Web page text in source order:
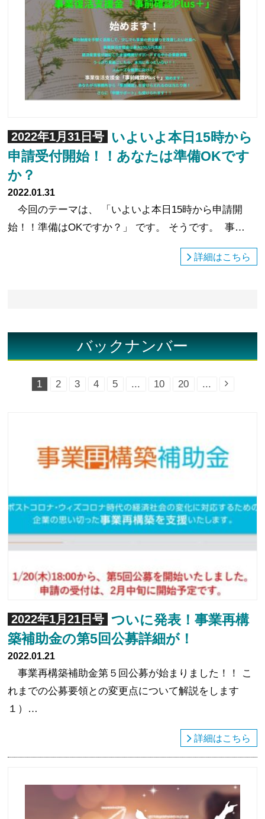
2022年1月31日号
いよいよ本日15時から
申請受付開始！！あなたは準備OKです
か？
2022.01.31
今回のテーマは、 「いよいよ本日15時から申請開
始！！準備はOKですか？」 です。 そうです。 事…
詳細はこちら
バックナンバー
1 2 3 4 5 ... 10 20 ...
2022年1月21日号 ついに発表！事業再構
築補助金の第5回公募詳細が！
2022.01.21
事業再構築補助金第５回公募が始まりました！！ こ
れまでの公募要領との変更点について解説をします
１）…
詳細はこちら